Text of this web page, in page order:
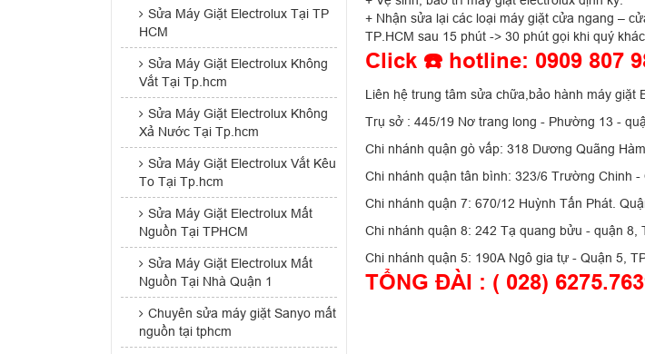
Sửa Máy Giặt Electrolux Tại TP
HCM
Sửa Máy Giặt Electrolux Không
Vắt Tại Tp.hcm
Sửa Máy Giặt Electrolux Không
Xả Nước Tại Tp.hcm
Sửa Máy Giặt Electrolux Vắt Kêu
To Tại Tp.hcm
Sửa Máy Giặt Electrolux Mất
Nguồn Tại TPHCM
Sửa Máy Giặt Electrolux Mất
Nguồn Tại Nhà Quận 1
Chuyên sửa máy giặt Sanyo mất
nguồn tại tphcm
+ Nhận sửa lại các loại máy giặt cửa ngang –
TP.HCM sau 15 phút -> 30 phút gọi khi quý
Click ☎️ hotline: 0909 807
Liên hệ trung tâm sửa chữa,bảo hành máy giặt
Trụ sở : 445/19 Nơ trang long - Phường 13 -
Chi nhánh quận gò vấp: 318 Dương Quãng
Chi nhánh quận tân bình: 323/6 Trường Chinh -
Chi nhánh quận 7: 670/12 Huỳnh Tấn Phát.
Chi nhánh quận 8: 242 Tạ quang bửu - quận 8,
Chi nhánh quận 5: 190A Ngô gia tự - Quận 5,
TỔNG ĐÀI : ( 028)